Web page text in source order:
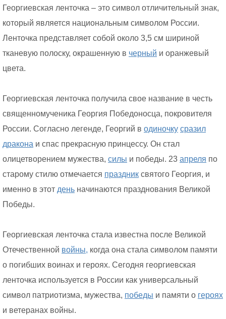
Георгиевская ленточка – это символ отличительный знак,
который является национальным символом России.
Ленточка представляет собой около 3,5 см шириной
тканевую полоску, окрашенную в черный и оранжевый
цвета.
Георгиевская ленточка получила свое название в честь
священномученика Георгия Победоносца, покровителя
России. Согласно легенде, Георгий в одиночку сразил
дракона и спас прекрасную принцессу. Он стал
олицетворением мужества, силы и победы. 23 апреля по
старому стилю отмечается праздник святого Георгия, и
именно в этот день начинаются празднования Великой
Победы.
Георгиевская ленточка стала известна после Великой
Отечественной войны, когда она стала символом памяти
о погибших воинах и героях. Сегодня георгиевская
ленточка используется в России как универсальный
символ патриотизма, мужества, победы и памяти о героях
и ветеранах войны.